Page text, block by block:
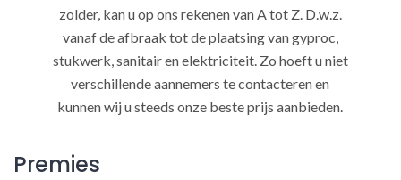
zolder, kan u op ons rekenen van A tot Z. D.w.z.
vanaf de afbraak tot de plaatsing van gyproc,
stukwerk, sanitair en elektriciteit. Zo hoeft u niet
verschillende aannemers te contacteren en
kunnen wij u steeds onze beste prijs aanbieden.
Premies